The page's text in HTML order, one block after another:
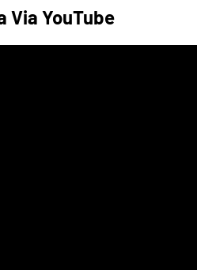
Via YouTube